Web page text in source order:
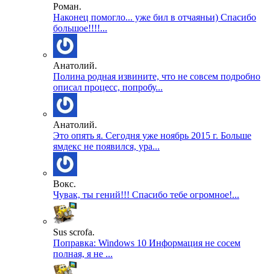
Роман.
Наконец помогло... уже бил в отчаяньи) Спасибо
большое!!!!...
Анатолий.
Полина родная извините, что не совсем подробно
описал процесс, попробу...
Анатолий.
Это опять я. Сегодня уже ноябрь 2015 г. Больше
ямдекс не появился, ура...
Вокс.
Чувак, ты гений!!! Спасибо тебе огромное!...
Sus scrofa.
Поправка: Windows 10 Информация не сосем
полная, я не ...